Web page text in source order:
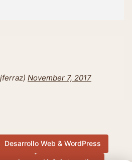
November 7, 2017
Desarrollo Web & WordPress